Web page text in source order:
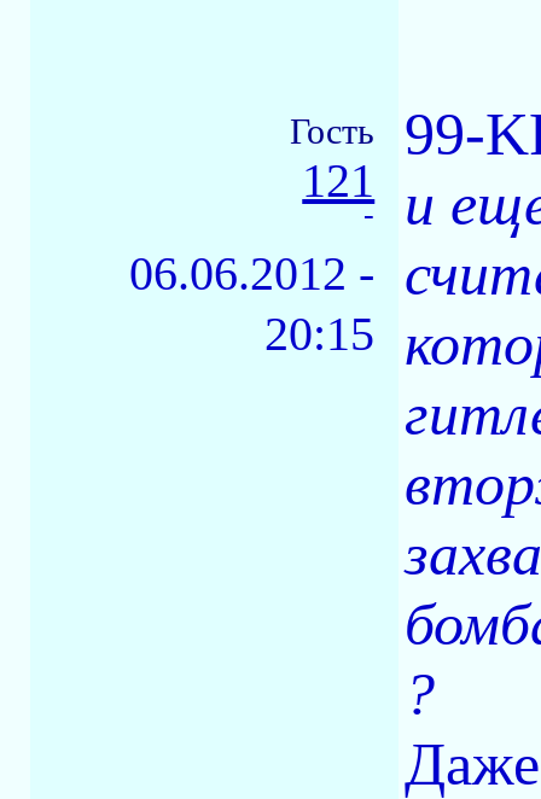
Гость
121
-
06.06.2012 -
20:15
99-
и
?
Даже